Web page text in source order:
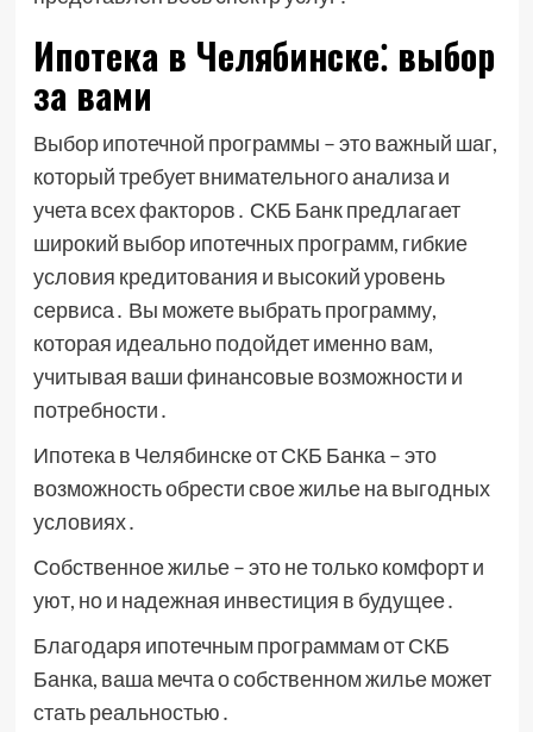
Ипотека в Челябинске⁚ выбор
за вами
Выбор ипотечной программы – это важный шаг,
который требует внимательного анализа и
учета всех факторов․ СКБ Банк предлагает
широкий выбор ипотечных программ, гибкие
условия кредитования и высокий уровень
сервиса․ Вы можете выбрать программу,
которая идеально подойдет именно вам,
учитывая ваши финансовые возможности и
потребности․
Ипотека в Челябинске от СКБ Банка – это
возможность обрести свое жилье на выгодных
условиях․
Собственное жилье – это не только комфорт и
уют, но и надежная инвестиция в будущее․
Благодаря ипотечным программам от СКБ
Банка, ваша мечта о собственном жилье может
стать реальностью․